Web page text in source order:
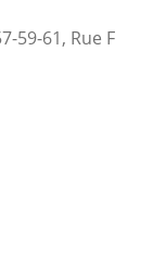
59-61, Rue F